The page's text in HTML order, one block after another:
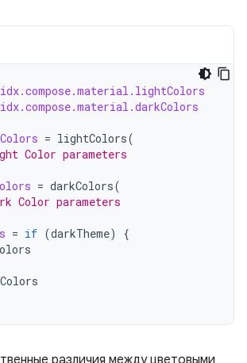
= lightColors(
Color parameters
= darkColors(
Color parameters
= if (darkTheme)
{